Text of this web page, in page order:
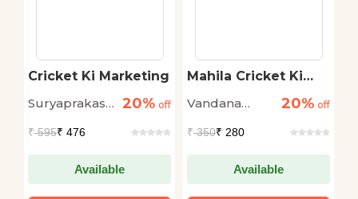
Cricket Ki Marketing
Suryaprakash 20% off
₹595₹ 476
Available
Mahila Cricket Ki
Vandana
20% off
₹350₹ 280
Available